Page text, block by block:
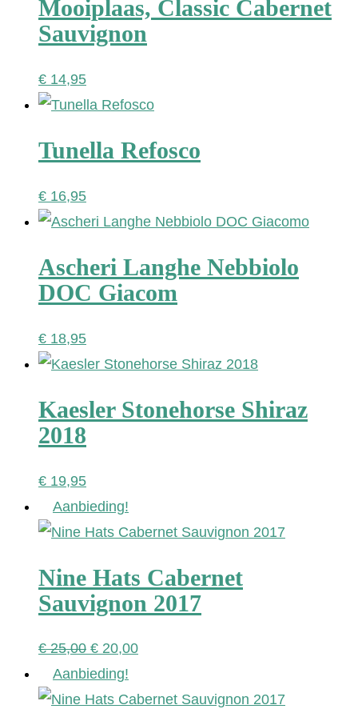
€ 12,95.€ 9,75.
Mooiplaas, Classic Cabernet
Sauvignon
€ 14,95
Tunella Refosco
€ 16,95
Ascheri Langhe Nebbiolo
DOC Giacom
€ 18,95
Kaesler Stonehorse Shiraz
2018
€ 19,95
Aanbieding!
Nine Hats Cabernet
Sauvignon 2017
€25,00 Oorspronkelijke
prijs
was:
€ 20,00Huidige
is:
Aanbieding!